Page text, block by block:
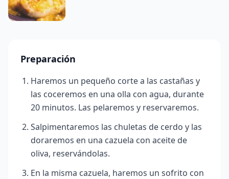
Preparación
Haremos un pequeño corte a las castañas y
las coceremos en una olla con agua, durante
20 minutos. Las pelaremos y reservaremos.
Salpimentaremos las chuletas de cerdo y las
doraremos en una cazuela con aceite de
oliva, reservándolas.
En la misma cazuela, haremos un sofrito con